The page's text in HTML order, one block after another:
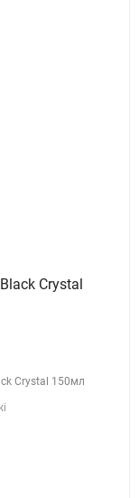
Crystal
Crystal 150мл